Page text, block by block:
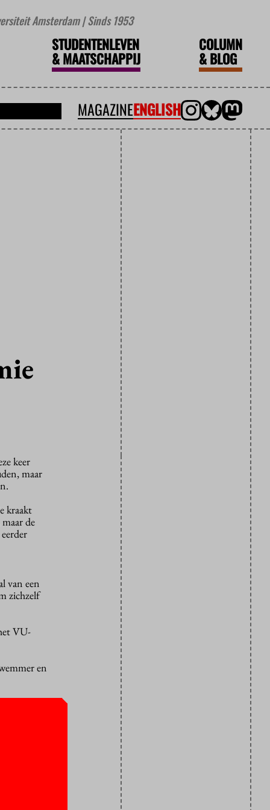
Amsterdam | Sinds 1953
STUDENTENLEVEN
&MAATSCHAPPIJ
COLUMN
&BLOG
MAGAZINEENGLISH
keer
maar
kraakt
de
van een
zichzelf
VU-
en
dat de
ze al
en
Lowi
Nijkamp